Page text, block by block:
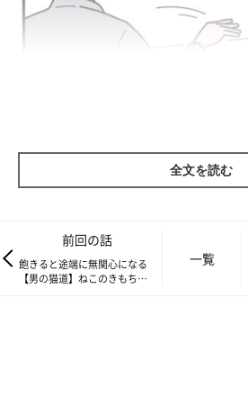
全文を読む
前回の話
飽きると途端に無関心になる
【男の猫道】ねこのきもち
一覧